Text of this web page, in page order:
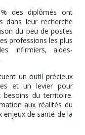
des diplômés ont
dans leur recherche
du peu de postes
professions les plus
infirmiers, aides-
un outil précieux
et un levier pour
du territoire.
aux réalités du
enjeux de santé de la